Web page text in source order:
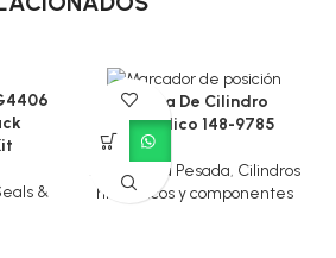
&
Culata De Cilindro
Hidráulico 148-9785
Maquinaria Pesada, Cilindros
hidráulicos y componentes